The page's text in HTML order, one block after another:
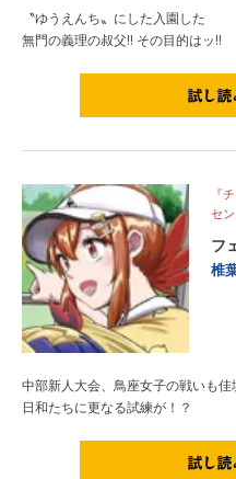
〝ゆうえんち〟にした入園した
無門の義理の叔父‼ その目的はッ‼
『
セ
フ
椎
中部新人大会、鳥座女子の戦いも佳
日和たちに更なる試練が！？